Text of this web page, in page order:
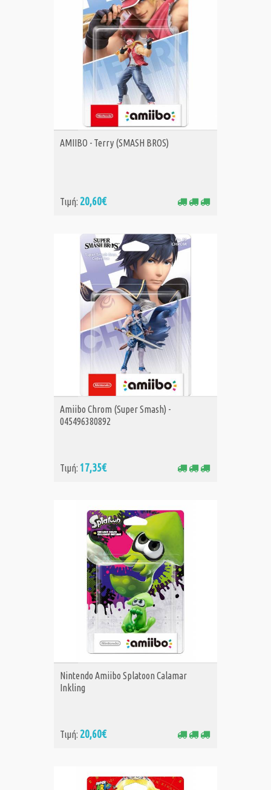
ΑΓΟΡΑ
AMIIBO - Terry (SMASH BROS)
Τιμή: 20,60€
ΑΓΟΡΑ
Amiibo Chrom (Super Smash) -
045496380892
Τιμή: 17,35€
ΑΓΟΡΑ
Nintendo Amiibo Splatoon Calamar
Inkling
Τιμή: 20,60€